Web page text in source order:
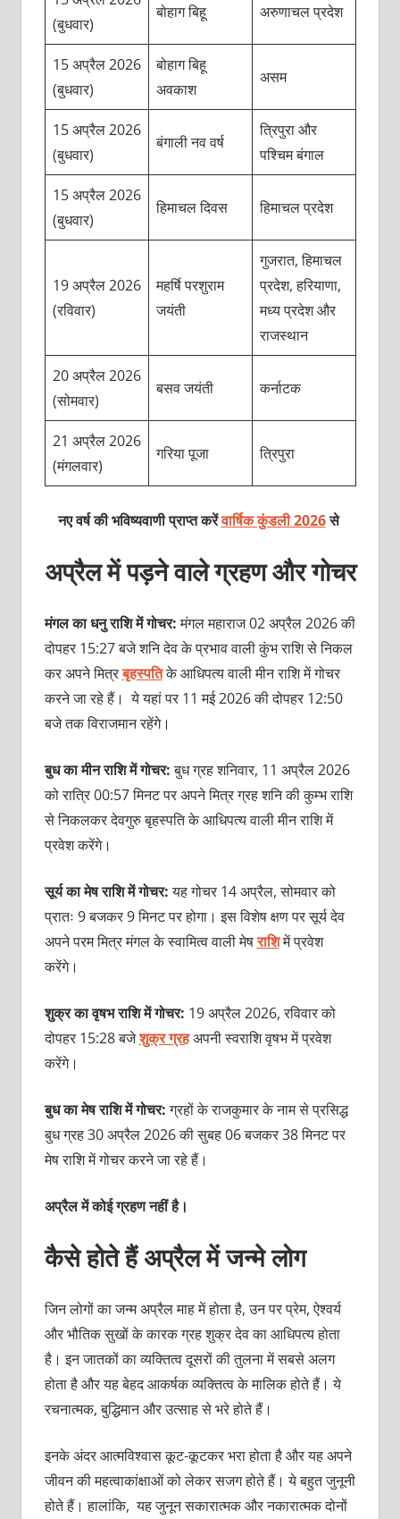
(बुधवार)
बोहाग बिहू अरुणाचल प्रदेश
15 अप्रैल 2026
(बुधवार)
बोहाग बिहू
अवकाश
असम
15 अप्रैल 2026
(बुधवार)
बंगाली नव वर्ष
त्रिपुरा और
पश्चिम बंगाल
15 अप्रैल 2026
(बुधवार)
हिमाचल दिवस हिमाचल प्रदेश
19 अप्रैल 2026
(रविवार)
महर्षि परशुराम
जयंती
गुजरात, हिमाचल
प्रदेश, हरियाणा,
मध्य प्रदेश और
राजस्थान
20 अप्रैल 2026
(सोमवार)
बसव जयंती कर्नाटक
21 अप्रैल 2026
(मंगलवार)
गरिया पूजा त्रिपुरा
नए वर्ष की भविष्यवाणी प्राप्त करेंवार्षिक कुंडली 2026से
अप्रैल में पड़ने वाले ग्रहण और गोचर
मंगल का धनु राशि में गोचर:मंगल महाराज 02 अप्रैल 2026 की
दोपहर 15:27 बजे शनि देव के प्रभाव वाली कुंभ राशि से निकल
कर अपने मित्रबृहस्पतिके आधिपत्य वाली मीन राशि में गोचर
करने जा रहे हैं। ये यहां पर 11 मई 2026 की दोपहर 12:50
बजे तक विराजमान रहेंगे।
बुध का मीन राशि में गोचर:बुध ग्रह शनिवार, 11 अप्रैल 2026
को रात्रि 00:57 मिनट पर अपने मित्र ग्रह शनि की कुम्भ राशि
से निकलकर देवगुरु बृहस्पति के आधिपत्य वाली मीन राशि में
प्रवेश करेंगे।
सूर्य का मेष राशि में गोचर:यह गोचर 14 अप्रैल, सोमवार को
प्रातः 9 बजकर 9 मिनट पर होगा। इस विशेष क्षण पर सूर्य देव
अपने परम मित्र मंगल के स्वामित्व वाली मेषराशिमें प्रवेश
करेंगे।
शुक्र का वृषभ राशि में गोचर: 19 अप्रैल 2026, रविवार को
दोपहर 15:28 बजेशुक्र ग्रहअपनी स्वराशि वृषभ में प्रवेश
करेंगे।
बुध का मेष राशि में गोचर:ग्रहों के राजकुमार के नाम से प्रसिद्ध
बुध ग्रह 30 अप्रैल 2026 की सुबह 06 बजकर 38 मिनट पर
मेष राशि में गोचर करने जा रहे हैं।
अप्रैल में कोई ग्रहण नहीं है।
कैसे होते हैं अप्रैल में जन्मे लोग
जिन लोगों का जन्‍म अप्रैल माह में होता है, उन पर प्रेम, ऐश्वर्य
और भौतिक सुखों के कारक ग्रह शुक्र देव का आधिपत्य होता
है। इन जातकों का व्यक्तित्व दूसरों की तुलना में सबसे अलग
होता है और यह बेहद आकर्षक व्यक्तित्व के मालिक होते हैं। ये
रचनात्मक, बुद्धिमान और उत्साह से भरे होते हैं।
इनके अंदर आत्मविश्वास कूट-कूटकर भरा होता है और यह अपने
जीवन की महत्वाकांक्षाओं को लेकर सजग होते हैं। ये बहुत जुनूनी
होते हैं। हालांकि, यह जुनून सकारात्मक और नकारात्मक दोनों